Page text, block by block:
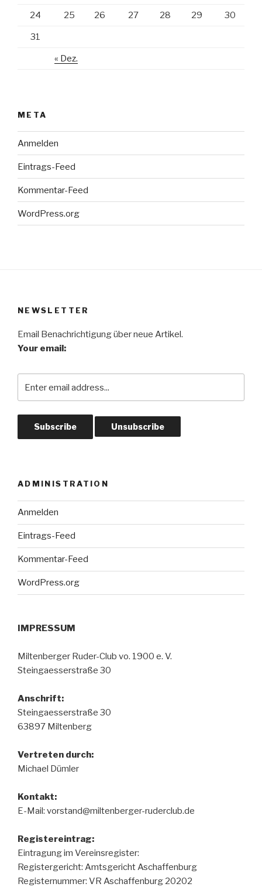
« Dez.
24 25 26 27 28 29 30
31
META
Anmelden
Eintrags-Feed
Kommentar-Feed
WordPress.org
NEWSLETTER
Email Benachrichtigung über neue Artikel.
Your email:
ADMINISTRATION
Anmelden
Eintrags-Feed
Kommentar-Feed
WordPress.org
IMPRESSUM
Miltenberger Ruder-Club vo. 1900 e. V.
Steingaesserstraße 30
Anschrift:
Steingaesserstraße 30
63897 Miltenberg
Vertreten durch:
Michael Dümler
Kontakt:
E-Mail: vorstand@miltenberger-ruderclub.de
Registereintrag:
Eintragung im Vereinsregister:
Registergericht: Amtsgericht Aschaffenburg
Registernummer: VR Aschaffenburg 20202